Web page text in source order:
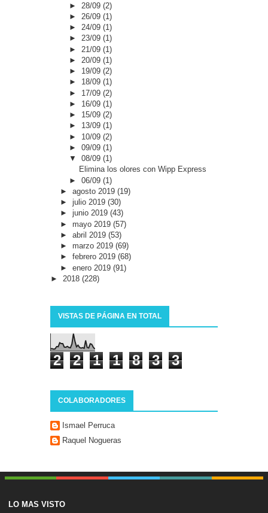
► 28/09(2)
► 26/09(1)
►24/09(1)
►23/09(1)
► 21/09(1)
► 20/09(1)
► 19/09(2)
► 18/09(1)
► 17/09(2)
► 16/09(1)
► 15/09(2)
► 13/09(1)
► 10/09(2)
►09/09(1)
▼08/09(1)
Elimina los olores con Wipp Express
►06/09(1)
► agosto 2019 (19)
► julio 2019 (30)
► junio 2019 (43)
► mayo 2019 (57)
► abril 2019 (53)
► marzo 2019 (69)
► febrero 2019 (68)
► enero 2019 (91)
► 2018 (228)
VISTAS DE PÁGINA EN TOTAL
2 2 1 1 8 3 3
COLABORADORES
Ismael Perruca
Raquel Nogueras
LO MAS VISTO